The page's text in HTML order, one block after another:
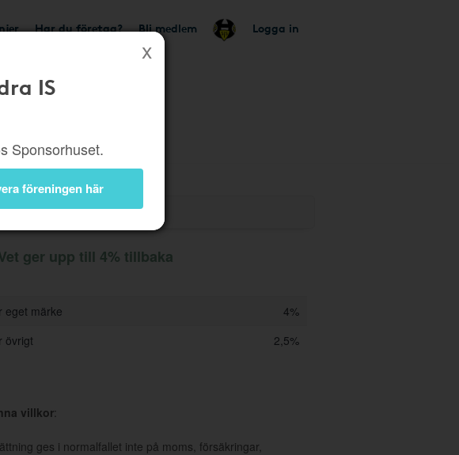
Har du företag? Bli medlem Logga in
IS
Sponsorhuset.
föreningen här
ger upp till 4% tillbaka
eget märke
4%
övrigt
2,5%
villkor:
ges i normalfallet inte på moms, försäkringar,